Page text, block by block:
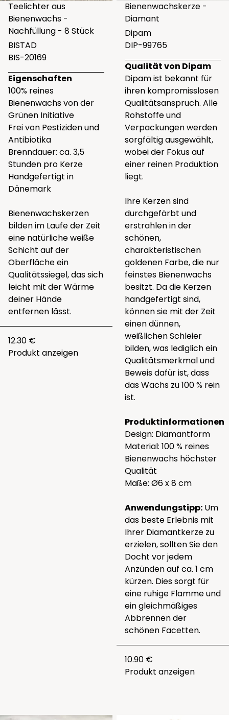
Teelichter aus
Bienenwachs -
Nachfüllung - 8 Stück
BISTAD
BIS-20169
Eigenschaften
100% reines
Bienenwachs von der
Grünen Initiative
Frei von Pestiziden und
Antibiotika
Brenndauer: ca. 3,5
Stunden pro Kerze
Handgefertigt in
Dänemark
Bienenwachskerzen
bilden im Laufe der Zeit
eine natürliche weiße
Schicht auf der
Oberfläche ein
Qualitätssiegel, das sich
leicht mit der Wärme
deiner Hände
entfernen lässt.
12.30 €
Produkt anzeigen
Bienenwachskerze -
Diamant
Dipam
DIP-99765
Qualität von Dipam
Dipam ist bekannt für
ihren kompromisslosen
Qualitätsanspruch. Alle
Rohstoffe und
Verpackungen werden
sorgfältig ausgewählt,
wobei der Fokus auf
einer reinen Produktion
liegt.
Ihre Kerzen sind
durchgefärbt und
erstrahlen in der
schönen,
charakteristischen
goldenen Farbe, die nur
feinstes Bienenwachs
besitzt. Da die Kerzen
handgefertigt sind,
können sie mit der Zeit
einen dünnen,
weißlichen Schleier
bilden, was lediglich ein
Qualitätsmerkmal und
Beweis dafür ist, dass
das Wachs zu 100 % rein
ist.
Produktinformationen
Design: Diamantform
Material: 100 % reines
Bienenwachs höchster
Qualität
Maße: Ø6 x 8 cm
Anwendungstipp: Um
das beste Erlebnis mit
Ihrer Diamantkerze zu
erzielen, sollten Sie den
Docht vor jedem
Anzünden auf ca. 1 cm
kürzen. Dies sorgt für
eine ruhige Flamme und
ein gleichmäßiges
Abbrennen der
schönen Facetten.
10.90 €
Produkt anzeigen